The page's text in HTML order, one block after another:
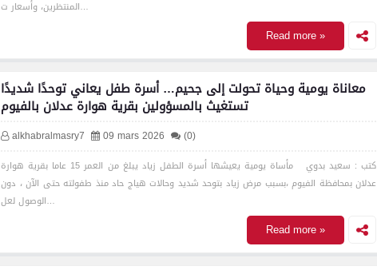
المنتظرين، وأسعار ت…
Read more »
معاناة يومية وحياة تحولت إلى جحيم… أسرة طفل يعاني توحدًا شديدًا
تستغيث بالمسؤولين بقرية هوارة عدلان بالفيوم
alkhabralmasry7 09 mars 2026 (0)
كتب : سعيد بدوي مأساة يومية يعيشها أسرة الطفل زياد يبلغ من العمر 15 عاما بقرية هوارة
عدلان بمحافظة الفيوم ،بسبب مرض زياد بتوحد شديد وحالات هياج حاد منذ طفولته حتى الآن ، دون
الوصول لعل…
Read more »